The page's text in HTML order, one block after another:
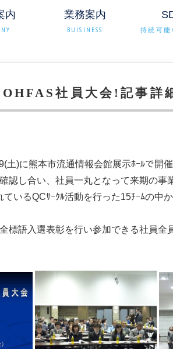
内 業務案内
BUISINESS 持続可能
社員大会!記事詳
)に熊本市流通情報会館展示ﾎｰﾙで開催
認し合い、社員一丸となって来期の事
いるQCｻｰｸﾙ活動を行った15ﾁｰﾑの中
標語入選表彰を行い参加できる社員全